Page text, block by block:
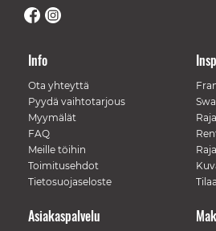
Info
Ota yhteyttä
Pyydä vaihtotarjous
Myymälät
FAQ
Meille töihin
Toimitusehdot
Tietosuojaseloste
Asiakaspalvelu